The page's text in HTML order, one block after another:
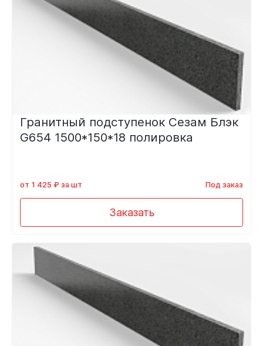
Гранитный подступенок Сезам Блэк
G654 1500*150*18 полировка
от 1 425 ₽ за шт Под заказ
Заказать